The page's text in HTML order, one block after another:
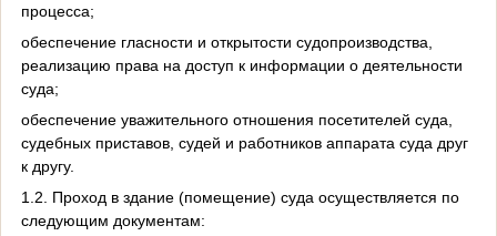
процесса;
обеспечение гласности и открытости судопроизводства,
реализацию права на доступ к информации о деятельности
суда;
обеспечение уважительного отношения посетителей суда,
судебных приставов, судей и работников аппарата суда друг
к другу.
1.2. Проход в здание (помещение) суда осуществляется по
следующим документам: